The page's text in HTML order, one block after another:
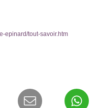
epinard/tout-savoir.htm